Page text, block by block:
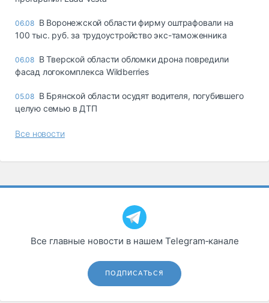
06.08 В Воронежской области фирму оштрафовали на
100 тыс. руб. за трудоустройство экс-таможенника
06.08 В Тверской области обломки дрона повредили
фасад логокомплекса Wildberries
05.08 В Брянской области осудят водителя, погубившего
целую семью в ДТП
Все новости
Все главные новости в нашем Telegram‑канале
ПОДПИСАТЬСЯ